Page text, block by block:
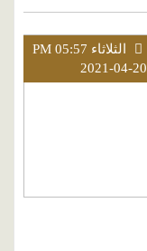
الثلاثاء PM 05:57
2021-04-20